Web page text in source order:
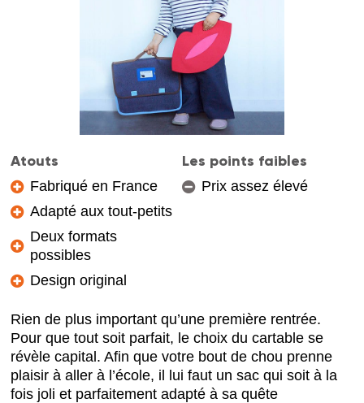
Atouts
Fabriqué en France
Adapté aux tout-petits
Deux formats
possibles
Design original
Les points faibles
Prix assez élevé
Rien de plus important qu’une première rentrée.
Pour que tout soit parfait, le choix du cartable se
révèle capital. Afin que votre bout de chou prenne
plaisir à aller à l’école, il lui faut un sac qui soit à la
fois joli et parfaitement adapté à sa quête